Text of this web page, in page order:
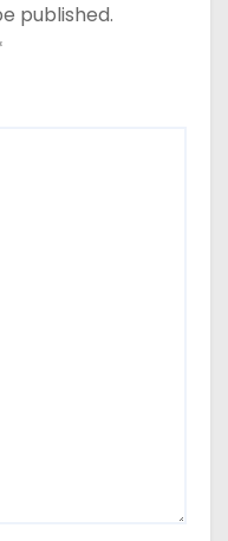
published.